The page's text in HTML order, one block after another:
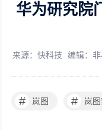
华为研究院
来源：快科技 编辑：
# 岚图 # 岚